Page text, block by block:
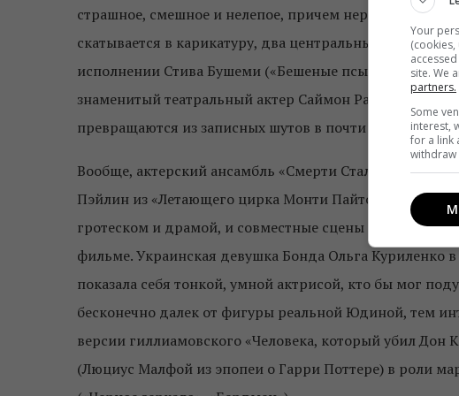
страшное, смешное и нелепое, причем нередко в
скатывается в карикатуру, два центральных
исполнении Стива Бушеми («Бешеные псы»,
знаменитый театральный актер Саймон Рассел Бил, в
превращаются из записных шутов в почти
Вообще, актерский ансамбль «Смерти Сталина» – это
Пэйлин из «Летающего цирка Монти Пайтон» в роли
гротеском и драмой, и совместные сцены Пэйлина,
фильме. Украинская девушка Бонда Ольга
показала себя тонкой, умной актрисой, кто бы мог
бесконечно далек от фигуры реальной Юдиной, тем
версии гиллиамовского «Человека, который убил Дон
(Люциус Малфой из эпопеи о Гарри Поттере) в роли
Your
site. We
partners.
Some
interest,
for a link
withdraw